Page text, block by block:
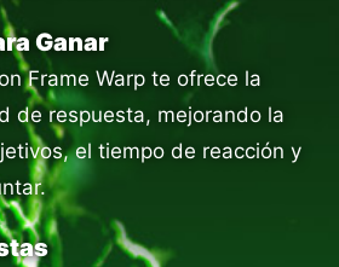
Ganar
Frame Warp te ofrece la
de respuesta, mejorando la
el tiempo de reacción y